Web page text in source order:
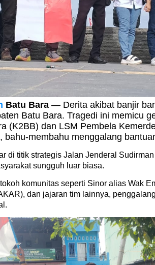
Batu Bara — Derita akibat banjir
Batu Bara. Tragedi ini memicu
(K2BB) dan LSM Pembela
bahu-membahu menggalang
di titik strategis Jalan Jenderal
sungguh luar biasa.
komunitas seperti Sinor alias Wak
dan jajaran tim lainnya,